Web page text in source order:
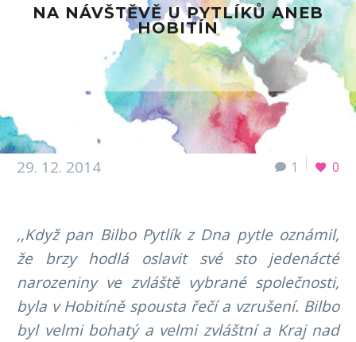
NA NÁVŠTĚVĚ U PYTLÍKŮ ANEB
HOBITÍN
1 0
29. 12. 2014
,,Když pan Bilbo Pytlík z Dna pytle oznámil,
že brzy hodlá oslavit své sto jedenácté
narozeniny ve zvláště vybrané společnosti,
byla v Hobitíně spousta řečí a vzrušení. Bilbo
byl velmi bohatý a velmi zvláštní a Kraj nad